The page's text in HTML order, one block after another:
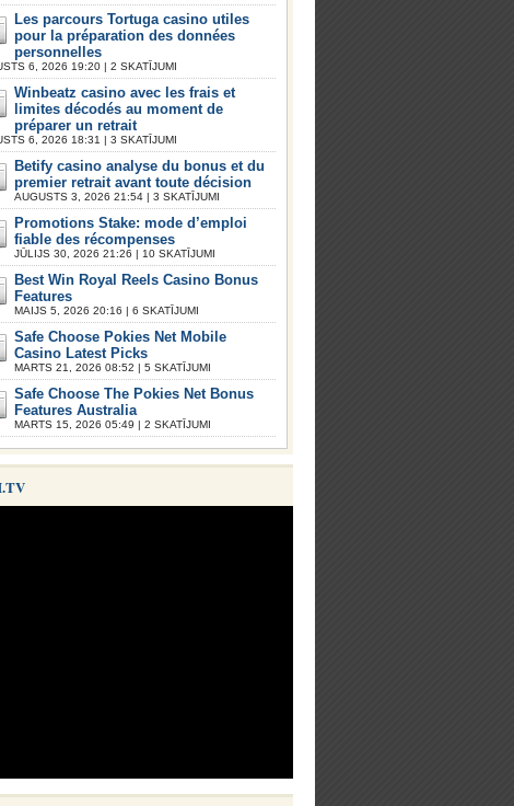
Les parcours Tortuga casino utiles
pour la préparation des données
personnelles
6, 2026 19:20 | 2 SKATĪJUMI
Winbeatz casino avec les frais et
limites décodés au moment de
préparer un retrait
6, 2026 18:31 | 3 SKATĪJUMI
Betify casino analyse du bonus et du
premier retrait avant toute décision
AUGUSTS 3, 2026 21:54 | 3 SKATĪJUMI
Promotions Stake: mode d’emploi
fiable des récompenses
JŪLIJS 30, 2026 21:26 | 10 SKATĪJUMI
Best Win Royal Reels Casino Bonus
Features
MAIJS 5, 2026 20:16 | 6 SKATĪJUMI
Safe Choose Pokies Net Mobile
Casino Latest Picks
MARTS 21, 2026 08:52 | 5 SKATĪJUMI
Safe Choose The Pokies Net Bonus
Features Australia
MARTS 15, 2026 05:49 | 2 SKATĪJUMI